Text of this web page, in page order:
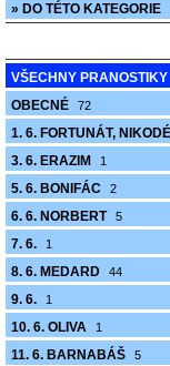
» DO TÉTO KATEGORIE
VŠECHNY PRANOSTIKY
OBECNÉ 72
1. 6. FORTUNÁT,
3. 6. ERAZIM 1
5. 6. BONIFÁC 2
6. 6. NORBERT 5
7. 6. 1
8. 6. MEDARD 44
9. 6. 1
10. 6. OLIVA 1
11. 6. BARNABÁŠ 5